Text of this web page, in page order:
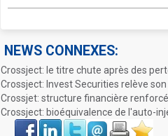
NEWS CONNEXES:
Crossject: le titre chute après des
Crossject: Invest Securities relève
Crossjet: structure financière
Crossject: bioéquivalence de l'auto-
Face
book
LinkIn Twitter Envoyer ImprimerFavoris